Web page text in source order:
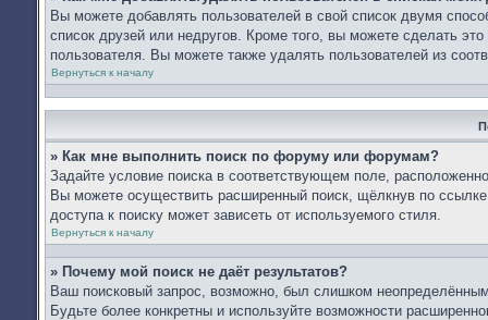
Вы можете добавлять пользователей в свой список двумя
список друзей или недругов. Кроме того, вы можете сделать
пользователя. Вы можете также удалять пользователей из
Вернуться к началу
» Как мне выполнить поиск по форуму или форумам?
Задайте условие поиска в соответствующем поле,
Вы можете осуществить расширенный поиск, щёлкнув по
доступа к поиску может зависеть от используемого стиля.
Вернуться к началу
» Почему мой поиск не даёт результатов?
Ваш поисковый запрос, возможно, был слишком
Будьте более конкретны и используйте возможности